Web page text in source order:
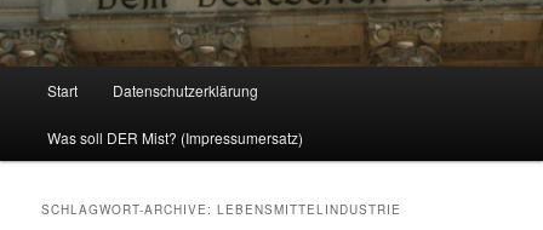
Zum
Inhalt
Zum
sekundären
Start Datenschutzerklärung
Was soll DER Mist? (Impressumersatz)
SCHLAGWORT-ARCHIVE:LEBENSMITTELINDUSTRIE